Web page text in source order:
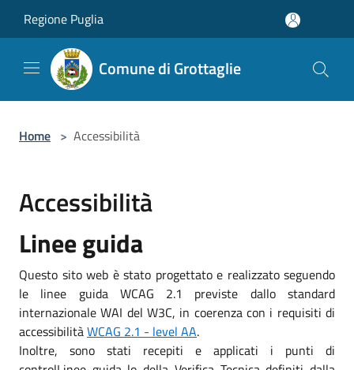
Regione Puglia
Comune di Grottaglie
Home > Accessibilità
Accessibilità
Linee guida
Questo sito web è stato progettato e realizzato seguendo
le linee guida WCAG 2.1 previste dallo standard
internazionale WAI del W3C, in coerenza con i requisiti di
accessibilitàWCAG 2.1 - level AA.
Inoltre, sono stati recepiti e applicati i punti di